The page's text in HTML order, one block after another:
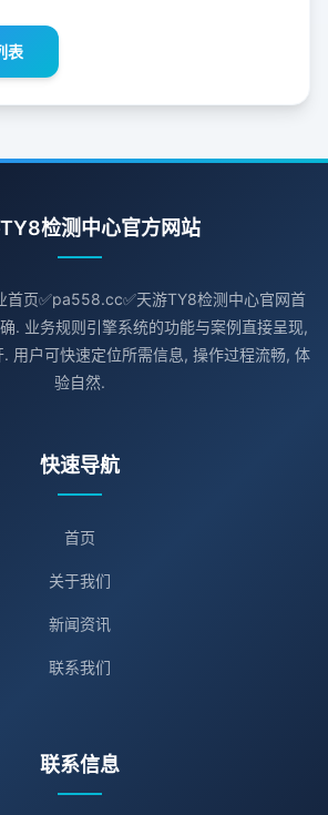
表
检测中心官方网站
首页✅pa558.cc✅天游TY8检测中心官网首
. 业务规则引擎系统的功能与案例直接呈现,
用户可快速定位所需信息, 操作过程流畅, 体
验自然.
快速导航
首页
关于我们
新闻资讯
联系我们
联系信息